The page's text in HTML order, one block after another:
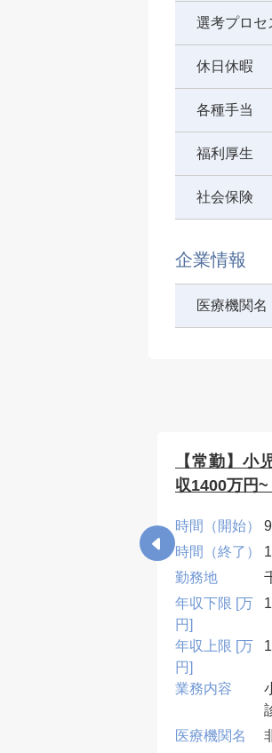
選考プロセ
休日休暇
各種手当
福利厚生
社会保険
企業情報
医療機関名
【常勤】小
収1400万円~
時間（開始）
時間（終了）
勤務地
年収下限 [万
円]
年収上限 [万
円]
業務内容
医療機関名